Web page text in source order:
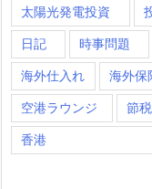
太陽光発電投資
日記 時事問題
海外仕入れ 海外保
空港ラウンジ 節
香港